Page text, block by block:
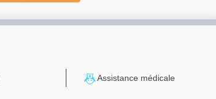
Assistance médicale